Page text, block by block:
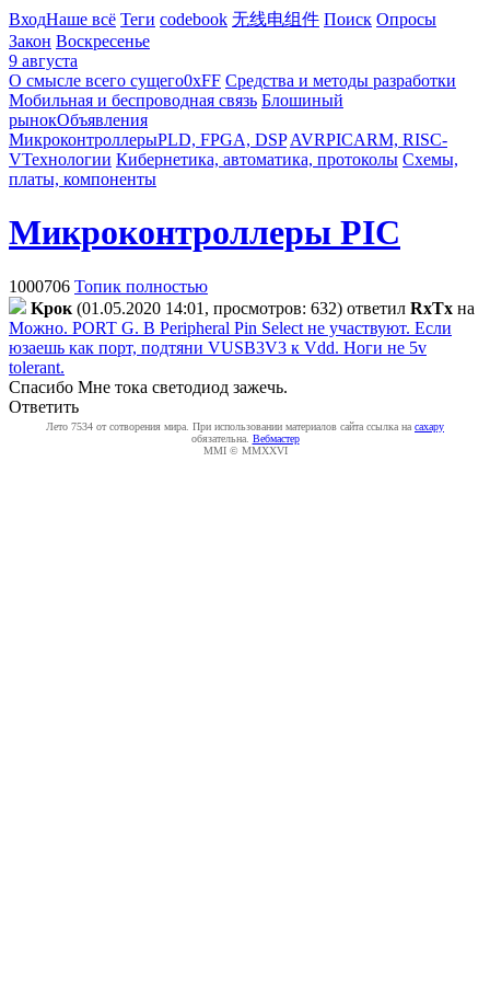
ВходНаше всё Теги codebook 无线电组件 Поиск Опросы
Закон Воскресенье
9 августа
О смысле всего сущего0xFF Средства и методы разработки
Мобильная и беспроводная связь Блошиный
рынокОбъявления
МикроконтроллерыPLD, FPGA, DSP AVRPICARM, RISC-
VТехнологии Кибернетика, автоматика, протоколы Схемы,
платы, компоненты
Микроконтроллеры PIC
1000706 Топик полностью
Kpoк (01.05.2020 14:01, просмотров: 632) ответил RxTx на
Можно. PORT G. В Peripheral Pin Select не участвуют. Если
юзаешь как порт, подтяни VUSB3V3 к Vdd. Ноги не 5v
tolerant.
Спасибо Мне тока светодиод зажечь.
Ответить
Лето 7534 от сотворения мира. При использовании материалов сайта ссылка на caxapу
обязательна. Вебмастер
MMI © MMXXVI